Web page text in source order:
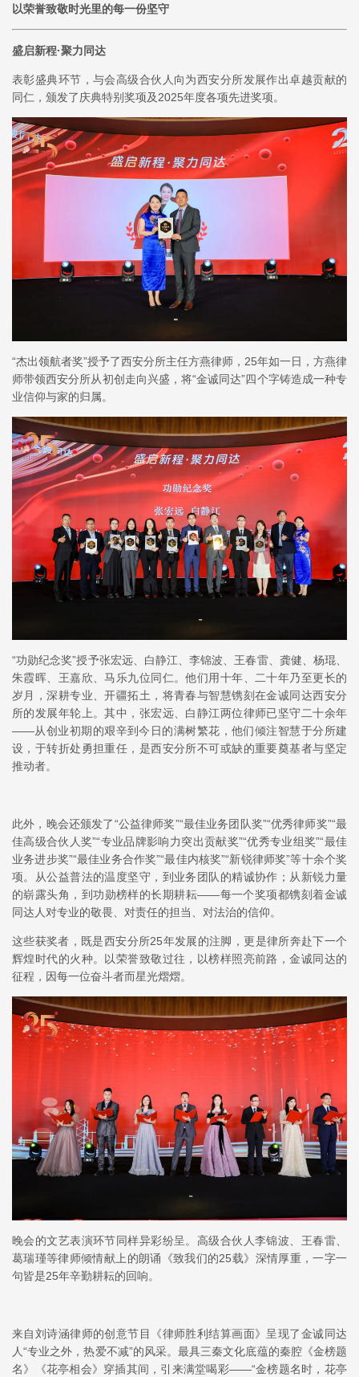
以荣誉致敬时光里的每一份坚守
盛启新程·聚力同达
表彰盛典环节，与会高级合伙人向为西安分所发展作出卓越贡献的
同仁，颁发了庆典特别奖项及2025年度各项先进奖项。
“杰出领航者奖”授予了西安分所主任方燕律师，25年如一日，方燕律
师带领西安分所从初创走向兴盛，将“金诚同达”四个字铸造成一种专
业信仰与家的归属。
“功勋纪念奖”授予张宏远、白静江、李锦波、王春雷、龚健、杨琨、
朱霞晖、王嘉欣、马乐九位同仁。他们用十年、二十年乃至更长的
岁月，深耕专业、开疆拓土，将青春与智慧镌刻在金诚同达西安分
所的发展年轮上。其中，张宏远、白静江两位律师已坚守二十余年
——从创业初期的艰辛到今日的满树繁花，他们倾注智慧于分所建
设，于转折处勇担重任，是西安分所不可或缺的重要奠基者与坚定
推动者。
此外，晚会还颁发了“公益律师奖”“最佳业务团队奖”“优秀律师奖”“最
佳高级合伙人奖”“专业品牌影响力突出贡献奖”“优秀专业组奖”“最佳
业务进步奖”“最佳业务合作奖”“最佳内核奖”“新锐律师奖”等十余个奖
项。从公益普法的温度坚守，到业务团队的精诚协作；从新锐力量
的崭露头角，到功勋榜样的长期耕耘——每一个奖项都镌刻着金诚
同达人对专业的敬畏、对责任的担当、对法治的信仰。
这些获奖者，既是西安分所25年发展的注脚，更是律所奔赴下一个
辉煌时代的火种。以荣誉致敬过往，以榜样照亮前路，金诚同达的
征程，因每一位奋斗者而星光熠熠。
晚会的文艺表演环节同样异彩纷呈。高级合伙人李锦波、王春雷、
葛瑞瑾等律师倾情献上的朗诵《致我们的25载》深情厚重，一字一
句皆是25年辛勤耕耘的回响。
来自刘诗涵律师的创意节目《律师胜利结算画面》呈现了金诚同达
人“专业之外，热爱不减”的风采。最具三秦文化底蕴的秦腔《金榜题
名》《花亭相会》穿插其间，引来满堂喝彩——“金榜题名时，花亭